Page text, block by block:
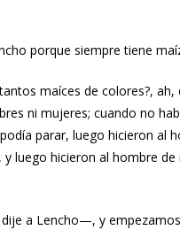
porque siempre tiene
maíces de colores?,
ni mujeres; cuando no
parar, luego hicieron al
luego hicieron al hombre
a Lencho—, y